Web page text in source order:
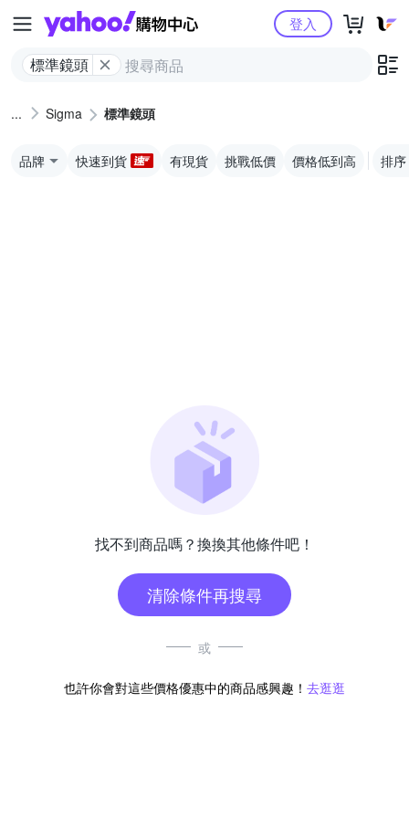
Yahoo購物中心
標準鏡頭
登入
Sigma 標準鏡頭
品牌 快速到貨 有現貨 挑戰低價 價格低到高 排序
找不到商品嗎？換換其他條件吧！
清除條件再搜尋
或
也許你會對這些價格優惠中的商品感興趣！ 去逛逛